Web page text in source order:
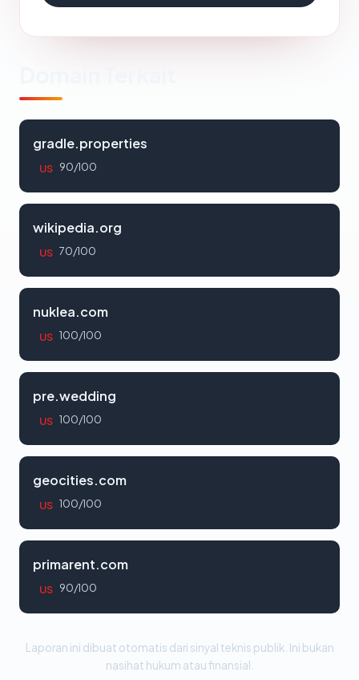
gradle.properties
US 90/100
wikipedia.org
US 70/100
nuklea.com
US 100/100
pre.wedding
US 100/100
geocities.com
US 100/100
primarent.com
US 90/100
Laporan ini dibuat otomatis dari sinyal teknis publik. Ini bukan
nasihat hukum atau finansial.